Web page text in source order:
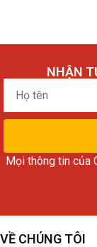
NHẬN
Họ
tên
Mọi thông tin của
VỀ CHÚNG TÔI